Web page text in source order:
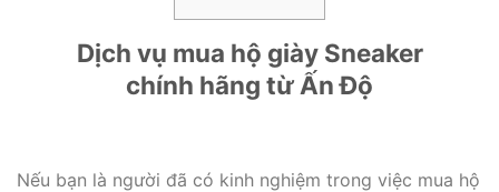
Dịch vụ mua hộ giày Sneaker
chính hãng từ Ấn Độ
Nếu bạn là người đã có kinh nghiệm trong việc mua hộ